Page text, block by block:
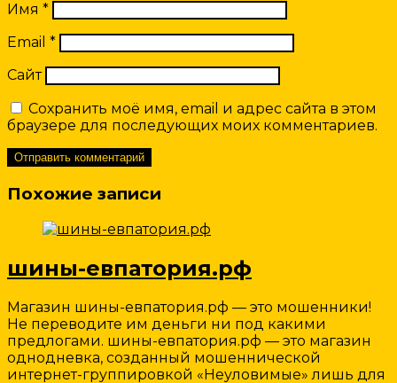
Имя *
Email *
Сайт
Сохранить моё имя, email и адрес сайта в этом
браузере для последующих моих комментариев.
Похожие записи
шины-евпатория.рф
Магазин шины-евпатория.рф — это мошенники!
Не переводите им деньги ни под какими
предлогами. шины-евпатория.рф — это магазин
однодневка, созданный мошеннической
интернет-группировкой «Неуловимые» лишь для